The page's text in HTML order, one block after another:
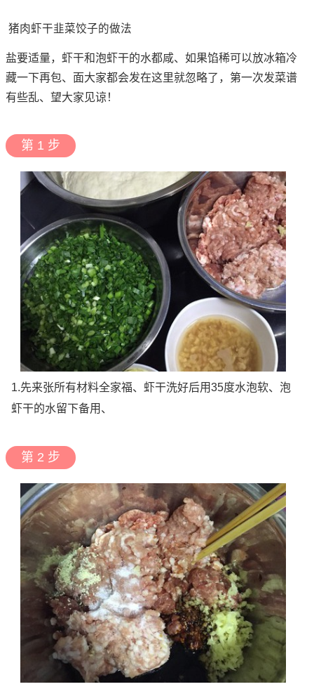
猪肉虾干韭菜饺子的做法
盐要适量，虾干和泡虾干的水都咸、如果馅稀可以放冰箱冷
藏一下再包、面大家都会发在这里就忽略了，第一次发菜谱
有些乱、望大家见谅！
第 1 步
1.先来张所有材料全家福、虾干洗好后用35度水泡软、泡
虾干的水留下备用、
第 2 步